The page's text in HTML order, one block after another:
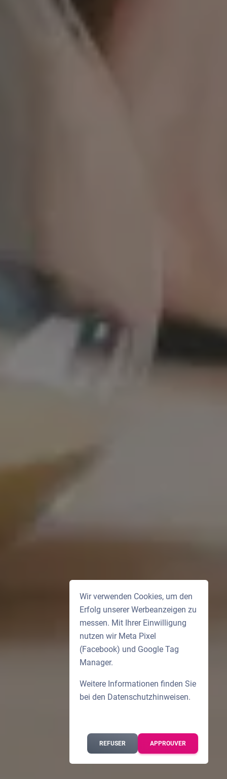
Wir verwenden Cookies, um den
Erfolg unserer Werbeanzeigen zu
messen. Mit Ihrer Einwilligung
nutzen wir Meta Pixel
(Facebook) und Google Tag
Manager.
Weitere Informationen finden Sie
bei den Datenschutzhinweisen.
REFUSER APPROUVER